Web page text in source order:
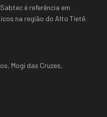
é referência em
na região do Alto Tietê.
Mogi das Cruzes,